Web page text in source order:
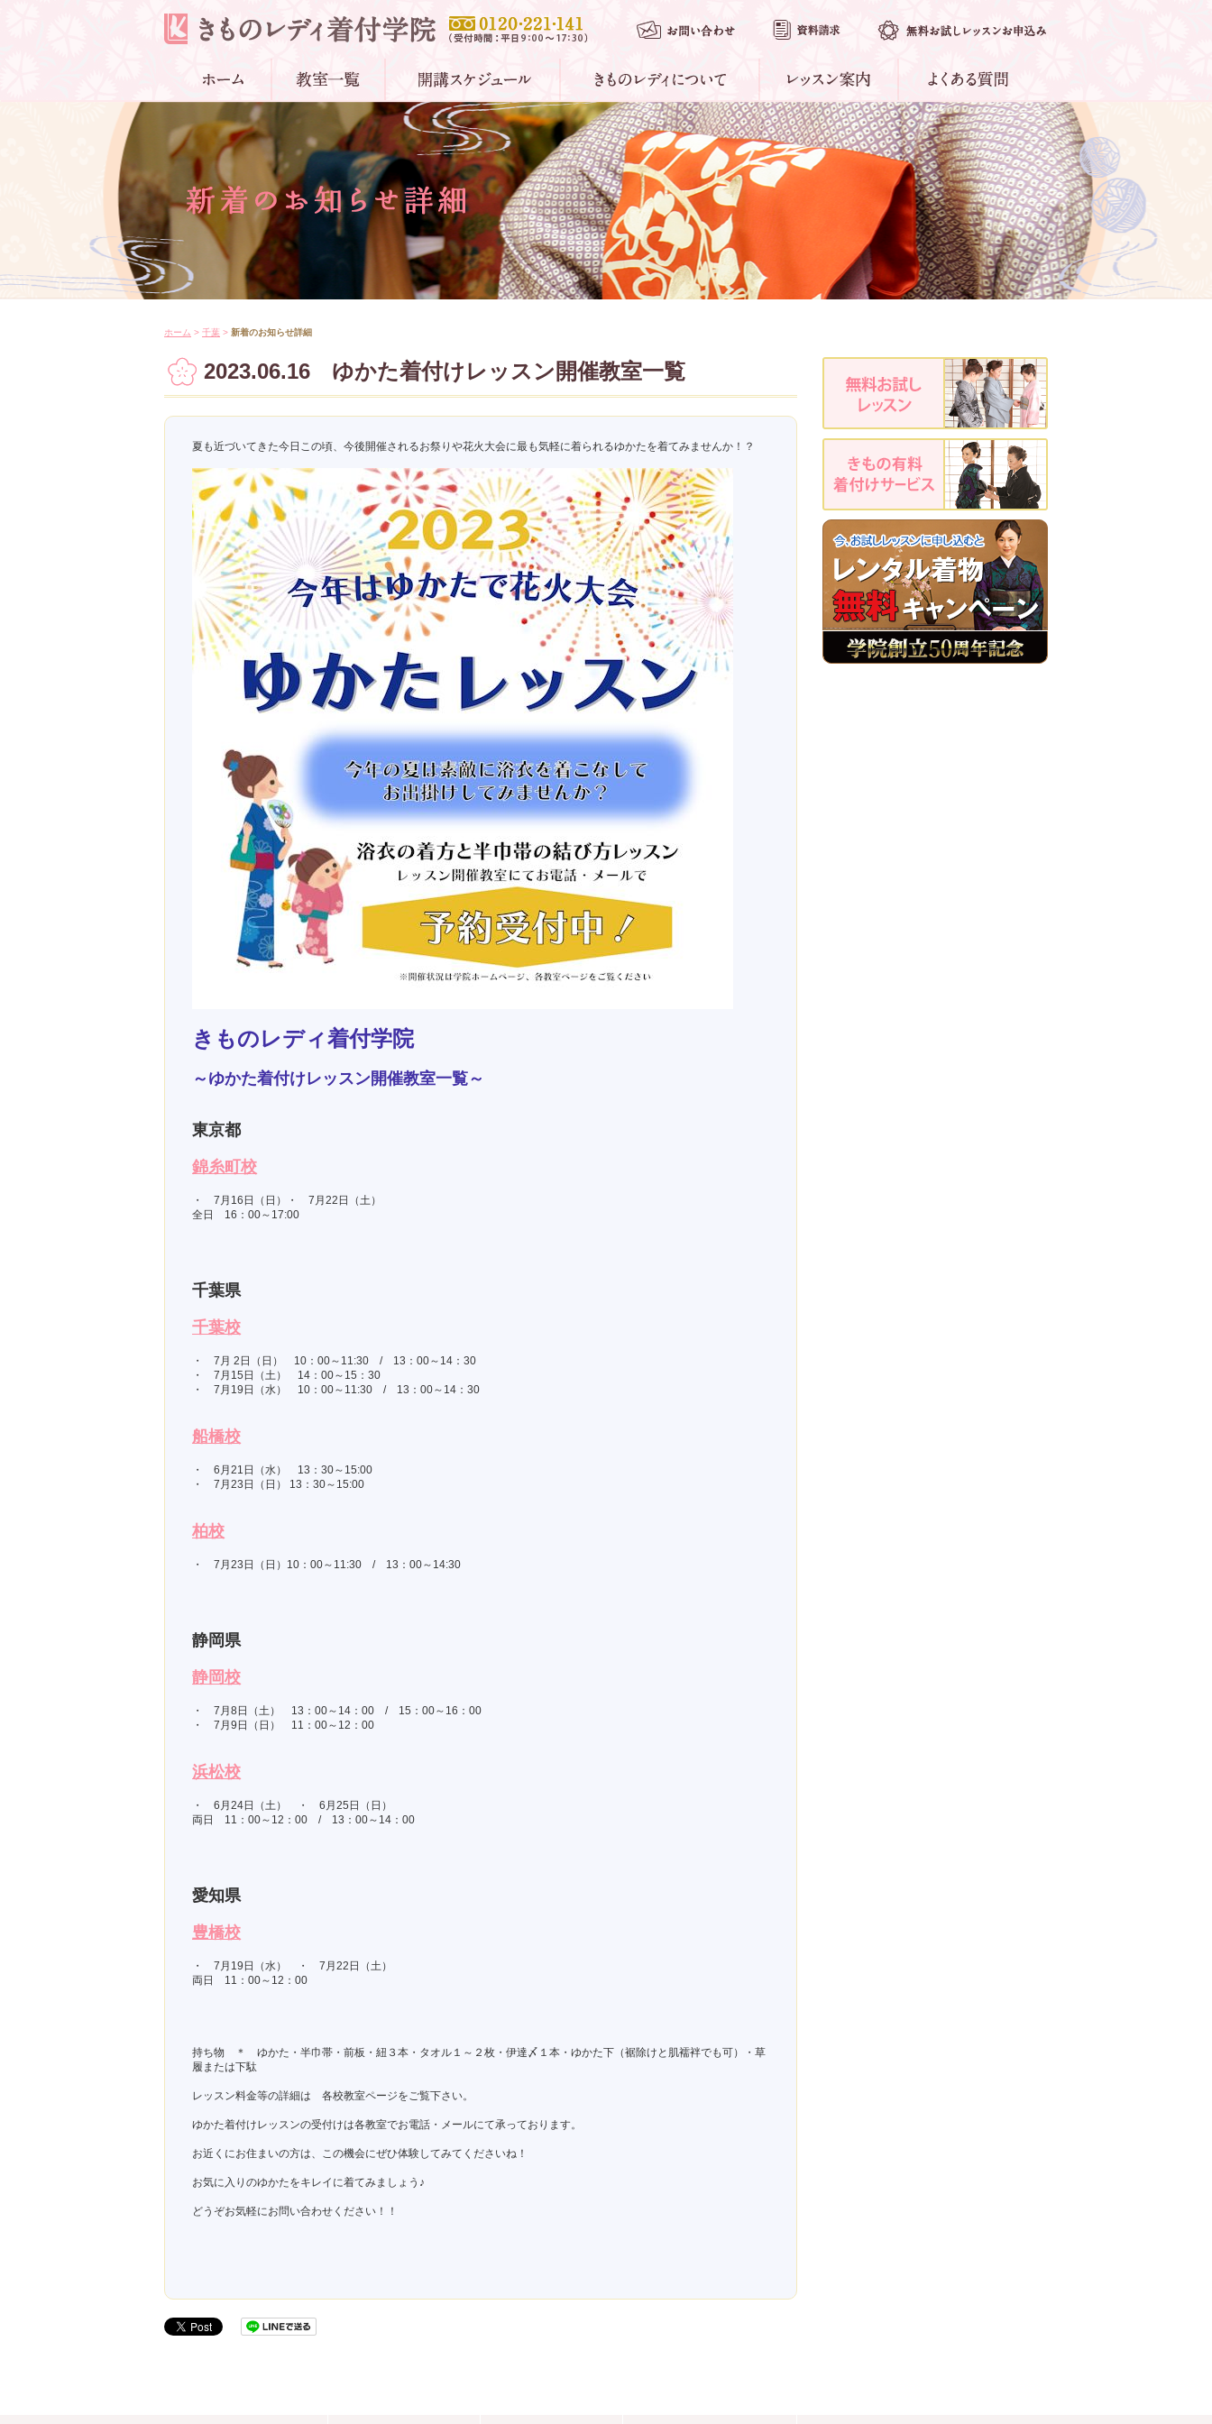
ホーム > 千葉 > 新着のお知らせ詳細
2023.06.16 ゆかた着付けレッスン開催教室一覧
夏も近づいてきた今日この頃、今後開催されるお祭りや花火大会に最も気軽に着られるゆかたを着てみませんか！？
きものレディ着付学院
～ゆかた着付けレッスン開催教室一覧～
東京都
錦糸町校
・ 7月16日（日）・ 7月22日（土）
全日 16：00～17:00
千葉県
千葉校
・ 7月 2日（日） 10：00～11:30 / 13：00～14：30
・ 7月15日（土） 14：00～15：30
・ 7月19日（水） 10：00～11:30 / 13：00～14：30
船橋校
・ 6月21日（水） 13：30～15:00
・ 7月23日（日） 13：30～15:00
柏校
・ 7月23日（日）10：00～11:30 / 13：00～14:30
静岡県
静岡校
・ 7月8日（土） 13：00～14：00 / 15：00～16：00
・ 7月9日（日） 11：00～12：00
浜松校
・ 6月24日（土） ・ 6月25日（日）
両日 11：00～12：00 / 13：00～14：00
愛知県
豊橋校
・ 7月19日（水） ・ 7月22日（土）
両日 11：00～12：00
持ち物 ＊ ゆかた・半巾帯・前板・紐３本・タオル１～２枚・伊達〆１本・ゆかた下（裾除けと肌襦袢でも可）・草
履または下駄
レッスン料金等の詳細は 各校教室ページをご覧下さい。
ゆかた着付けレッスンの受付けは各教室でお電話・メールにて承っております。
お近くにお住まいの方は、この機会にぜひ体験してみてくださいね！
お気に入りのゆかたをキレイに着てみましょう♪
どうぞお気軽にお問い合わせください！！